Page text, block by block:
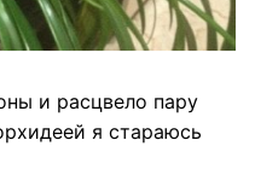
и расцвело пару
я стараюсь